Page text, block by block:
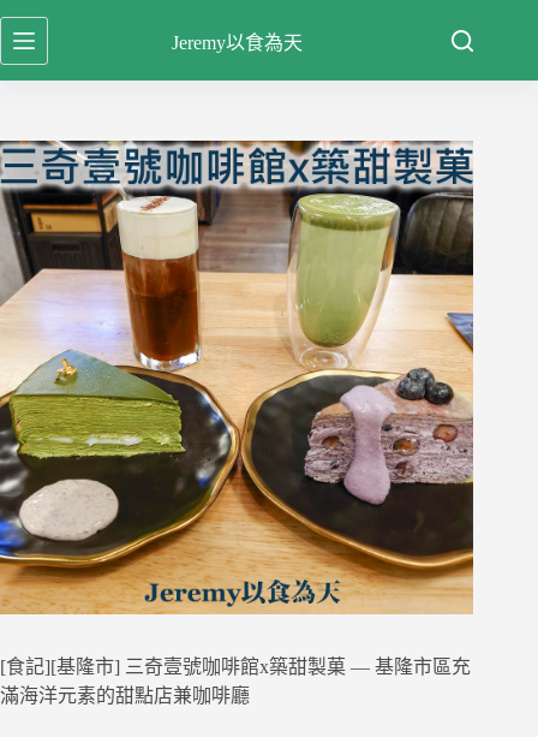
跳
至
容
Jeremy以食為天
[食記][基隆市] 三奇壹號咖啡館x築甜製菓 — 基隆市區充
滿海洋元素的甜點店兼咖啡廳